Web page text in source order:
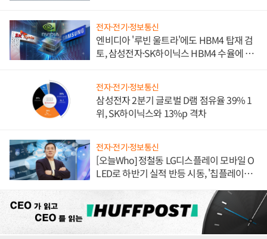
전자·전기·정보통신
엔비디아 '루빈 울트라'에도 HBM4 탑재 검
토, 삼성전자·SK하이닉스 HBM4 수율에 주
전자·전기·정보통신
삼성전자 2분기 글로벌 D램 점유율 39% 1
위, SK하이닉스와 13%p 격차
전자·전기·정보통신
[오늘Who] 정철동 LG디스플레이 모바일 O
LED로 하반기 실적 반등 시동, '칩플레이